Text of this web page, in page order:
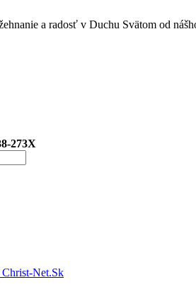
a radosť v Duchu Svätom od
273X